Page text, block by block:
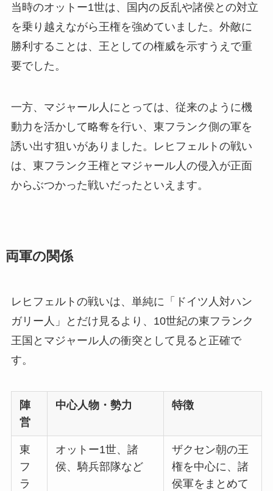
当時のオットー1世は、国内の反乱や諸侯との対立
を乗り越えながら王権を強めていました。外敵に
勝利することは、王としての権威を示すうえで重
要でした。
一方、マジャール人にとっては、従来のように機
動力を活かして略奪を行い、東フランク側の軍を
誘い出す狙いがありました。レヒフェルトの戦い
は、東フランク王権とマジャール人の侵入が正面
からぶつかった戦いだったといえます。
両軍の関係
レヒフェルトの戦いは、単純に「ドイツ人対ハン
ガリー人」とだけ見るより、10世紀の東フランク
王国とマジャール人の衝突として見ると正確で
す。
陣
営
中心人物・勢力 特徴
東
フ
ラ
オットー1世、諸
侯、騎兵部隊など
ザクセン朝の王
権を中心に、諸
侯軍をまとめて